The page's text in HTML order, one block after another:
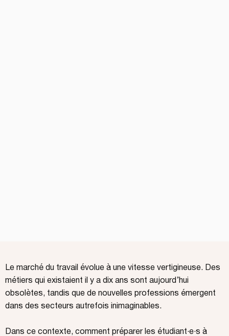
Le marché du travail évolue à une vitesse vertigineuse. Des
métiers qui existaient il y a dix ans sont aujourd’hui
obsolètes, tandis que de nouvelles professions émergent
dans des secteurs autrefois inimaginables.
Dans ce contexte, comment préparer les étudiant·e·s à